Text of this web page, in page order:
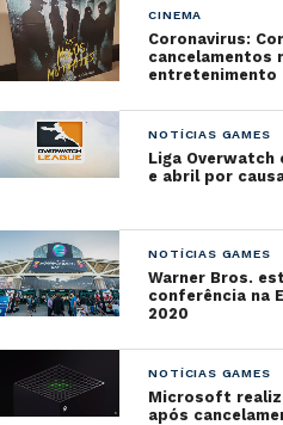
CINEMA
Coronavirus:
cancelamentos
entretenimento
NOTÍCIAS GAMES
Liga Overwatch
e abril por
NOTÍCIAS GAMES
Warner Bros.
conferência na
2020
NOTÍCIAS GAMES
Microsoft
após